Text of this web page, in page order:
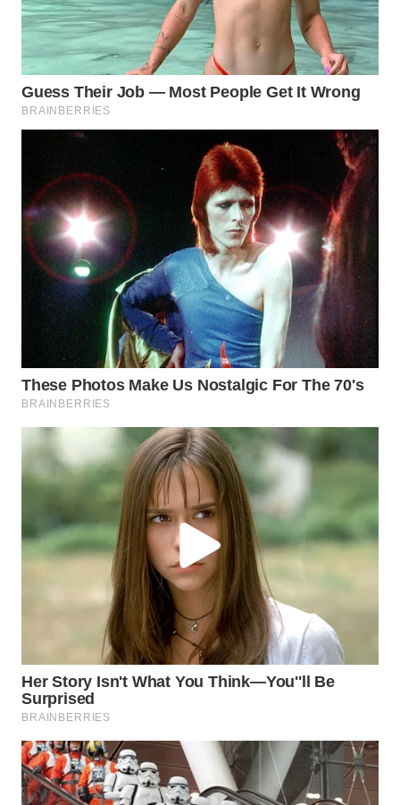
BEKASI
WN
BOGOR
WN
TAPANULI
UTARA
WN
SAMOSIR
PADANG
LAWAS
WN
SUMEDANG
WN
TANGERANG
WN
WN
CIREBON